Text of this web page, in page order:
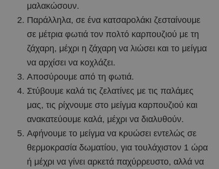
μαλακώσουν.
Παράλληλα, σε ένα κατσαρολάκι ζεσταίνουμε
σε μέτρια φωτιά τον πολτό καρπουζιού με τη
ζάχαρη, μέχρι η ζάχαρη να λιώσει και το μείγμα
να αρχίσει να κοχλάζει.
Αποσύρουμε από τη φωτιά.
Στύβουμε καλά τις ζελατίνες με τις παλάμες
μας, τις ρίχνουμε στο μείγμα καρπουζιού και
ανακατεύουμε καλά, μέχρι να διαλυθούν.
Αφήνουμε το μείγμα να κρυώσει εντελώς σε
θερμοκρασία δωματίου, για τουλάχιστον 1 ώρα
ή μέχρι να γίνει αρκετά παχύρρευστο, αλλά να